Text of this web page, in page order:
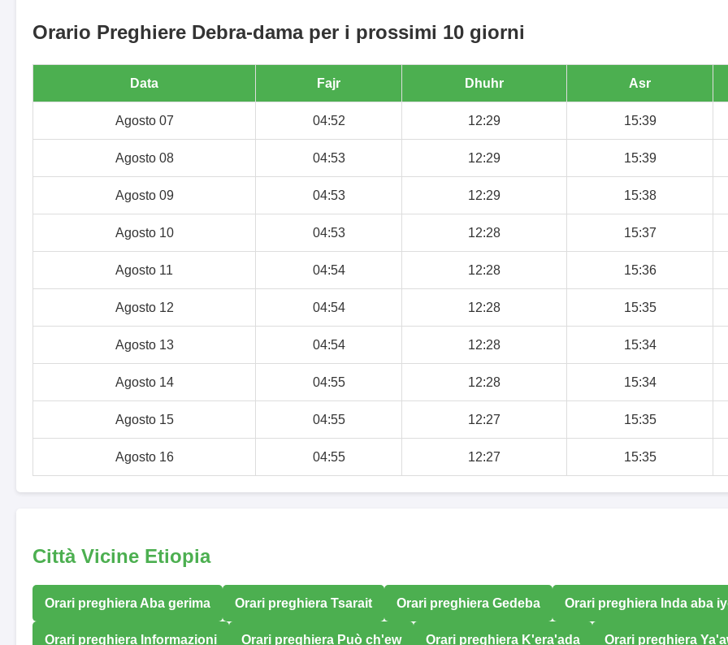
Orario Preghiere Debra-dama per i prossimi 10 giorni
Data Fajr Dhuhr Asr
Agosto 07 04:52 12:29 15:39
Agosto 08 04:53 12:29 15:39
Agosto 09 04:53 12:29 15:38
Agosto 10 04:53 12:28 15:37
Agosto 11 04:54 12:28 15:36
Agosto 12 04:54 12:28 15:35
Agosto 13 04:54 12:28 15:34
Agosto 14 04:55 12:28 15:34
Agosto 15 04:55 12:27 15:35
Agosto 16 04:55 12:27 15:35
Città Vicine Etiopia
Orari preghiera Aba gerima Orari preghiera Tsarait Orari preghiera Gedeba Orari preghiera Inda aba
Orari preghiera Informazioni Orari preghiera Può ch'ew Orari preghiera K'era'ada Orari preghiera